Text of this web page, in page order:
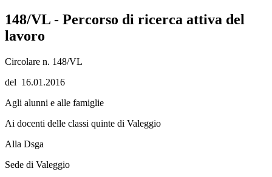
148/VL - Percorso di ricerca attiva del
lavoro
Circolare n. 148/VL
del 16.01.2016
Agli alunni e alle famiglie
Ai docenti delle classi quinte di Valeggio
Alla Dsga
Sede di Valeggio